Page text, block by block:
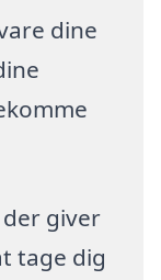
dine
giver
tage dig